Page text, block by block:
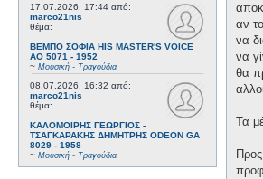
17.07.2026, 17:44 από:
marco21nis
θέμα:
ΒΕΜΠΟ ΣΟΦΙΑ HIS MASTER'S VOICE
AO 5071 - 1952
~ Μουσική - Τραγούδια
08.07.2026, 16:32 από:
marco21nis
θέμα:
ΚΑΛΟΜΟΙΡΗΣ ΓΕΩΡΓΙΟΣ -
ΤΣΑΓΚΑΡΑΚΗΣ ΔΗΜΗΤΡΗΣ ODEON GA
8029 - 1958
~ Μουσική - Τραγούδια
αν
να
να
θα
Τα